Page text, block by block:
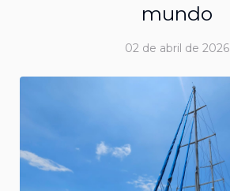
mundo
02 de abril de 2026